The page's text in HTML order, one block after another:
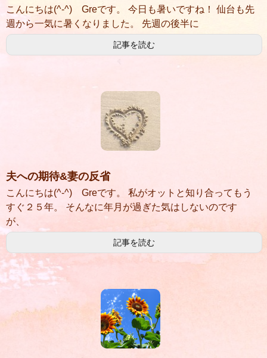
こんにちは(^-^) Greです。 今日も暑いですね！ 仙台も先
週から一気に暑くなりました。 先週の後半に
記事を読む
夫への期待&妻の反省
こんにちは(^-^) Greです。 私がオットと知り合ってもう
すぐ２５年。 そんなに年月が過ぎた気はしないのです
が、
記事を読む